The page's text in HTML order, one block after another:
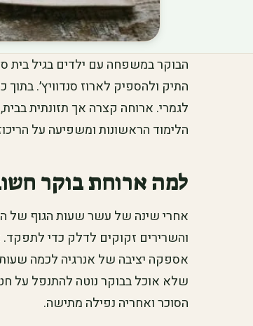
הבוקר במשפחה עם ילדים בגיל בית
התיק ולהספיק לארוז סנדוויץ׳.
לגמרי. ארוחה קצרה אך תזונתית
הלימוד הראשונות ומשפיעה על
למה ארוחת בוקר
אחרי שינה של עשר שעות הגוף של
והשרירים זקוקים לדלק כדי
אספקה יציבה של אנרגיה לכמה
שלא אוכל בבוקר נוטה להתנפל על
הסוכר ואחריה נפילה מתישה.